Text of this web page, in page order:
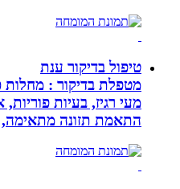
טיפול בדיקור ענת
מטפלת בדיקור : מחלות
מעי רגיז, בעיות פוריות,
התאמת תזונה מתאימה,